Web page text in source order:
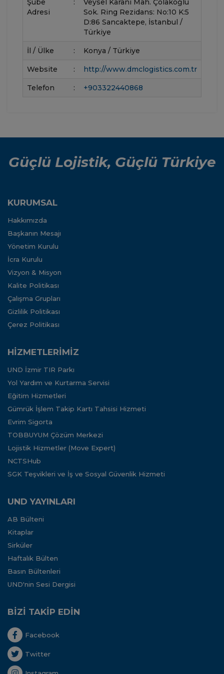
Şube
Adresi
:
Veysel Karani Mah. Çolakoğlu
Sok. Ring Rezidans: No:10 K:5
D:86 Sancaktepe, İstanbul /
Türkiye
İl / Ülke : Konya / Türkiye
Website : http://www.dmclogistics.com.tr
Telefon : +903322440868
Güçlü Lojistik, Güçlü Türkiye
KURUMSAL
Hakkımızda
Başkanın Mesajı
Yönetim Kurulu
İcra Kurulu
Vizyon & Misyon
Kalite Politikası
Çalışma Grupları
Gizlilik Politikası
Çerez Politikası
HİZMETLERİMİZ
UND İzmir TIR Parkı
Yol Yardım ve Kurtarma Servisi
Eğitim Hizmetleri
Gümrük İşlem Takip Kartı Tahsisi Hizmeti
Evrim Sigorta
TOBBUYUM Çözüm Merkezi
Lojistik Hizmetler (Move Expert)
NCTSHub
SGK Teşvikleri ve İş ve Sosyal Güvenlik Hizmeti
UND YAYINLARI
AB Bülteni
Kitaplar
Sirküler
Haftalık Bülten
Basın Bültenleri
UND'nin Sesi Dergisi
BİZİ TAKİP EDİN
Facebook
Twitter